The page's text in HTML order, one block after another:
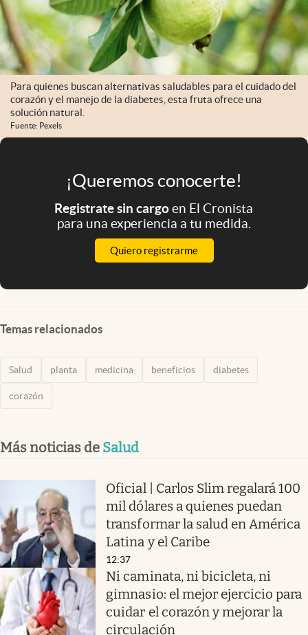
El Cronista Studio
Mediakit
abre en nueva pestaña
Argentina
Para quienes buscan alternativas saludables para el cuidado del
corazón y el manejo de la diabetes, esta fruta ofrece una
solución natural.
Fuente: Pexels
¡Queremos conocerte!
Registrate sin cargoen El Cronista
para una experiencia a tu medida.
Quiero registrarme
Temas relacionados
Salud planta medicina beneficios diabetes
corazón
Más noticias de Salud
Oficial | Carlos Slim regalará 100
mil dólares a quienes puedan
transformar la salud en América
Latina y el Caribe
12:37
Ni caminata, ni bicicleta, ni
gimnasio: el mejor ejercicio para
cuidar el corazón y mejorar la
circulación